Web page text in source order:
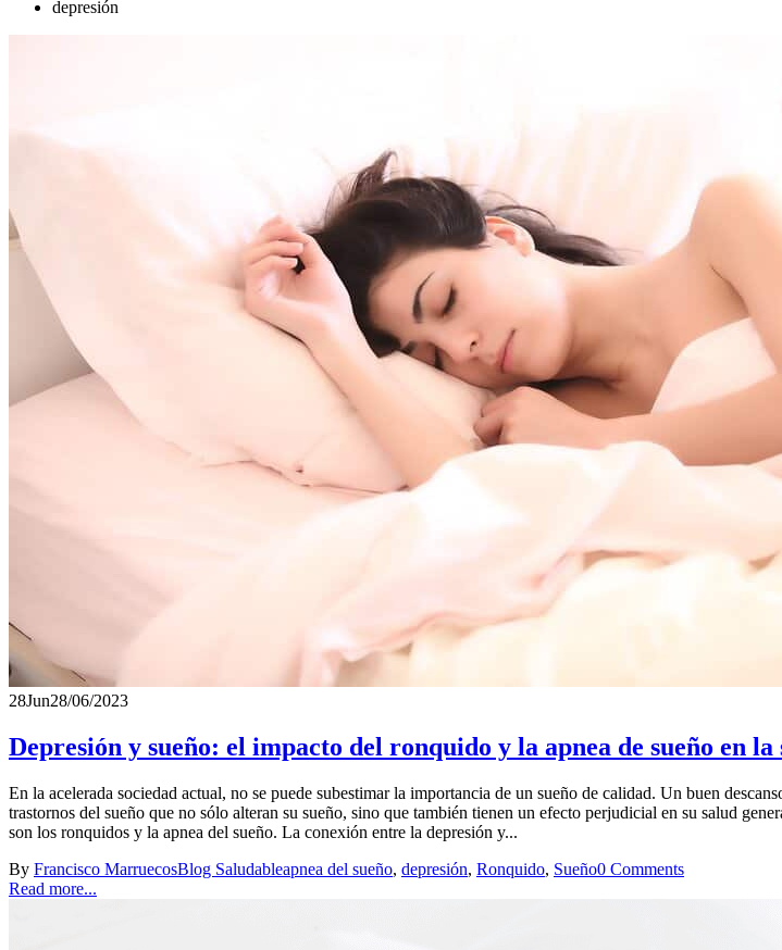
depresión
28Jun28/06/2023
Depresión y sueño: el impacto del ronquido y la apnea de sueño en la
En la acelerada sociedad actual, no se puede subestimar la importancia de un sueño de calidad. Un buen
trastornos del sueño que no sólo alteran su sueño, sino que también tienen un efecto perjudicial en su salud
son los ronquidos y la apnea del sueño. La conexión entre la depresión y...
By Francisco MarruecosBlog Saludableapnea del sueño, depresión, Ronquido, Sueño0 Comments
Read more...